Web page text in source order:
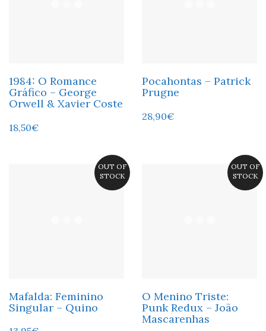
1984: O Romance
Gráfico – George
Orwell & Xavier Coste
18,50€
Pocahontas – Patrick
Prugne
28,90€
OUT OF
STOCK
Mafalda: Feminino
Singular – Quino
OUT OF
STOCK
O Menino Triste:
Punk Redux – João
Mascarenhas